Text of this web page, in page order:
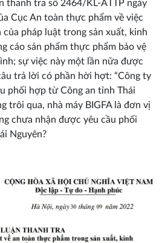
thanh tra số 2464/KL-ATTP ngày
Cục An toàn thực phẩm về việc
của pháp luật trong sản xuất, kinh
cáo sản phẩm thực phẩm bảo vệ
sự việc này một lần nữa được
trả lời có phần hời hợt: “Công ty
phối hợp từ Công an tỉnh Thái
trôi qua, nhà máy BIGFA là đơn vị
chưa nhận được yêu cầu phối
Nguyên?